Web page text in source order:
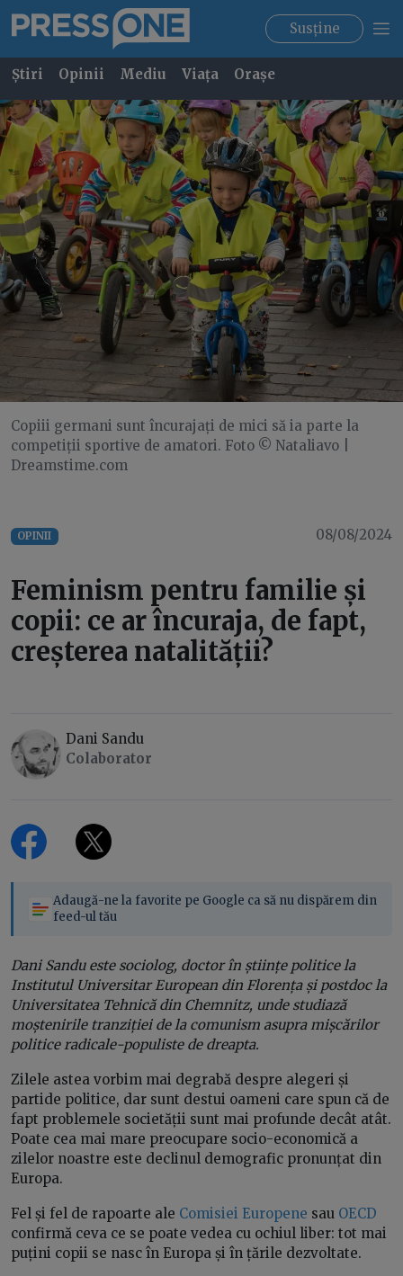
Susține
Știri Opinii Mediu Viața Orașe
Copiii germani sunt încurajați de mici să ia parte la
competiții sportive de amatori. Foto © Nataliavo |
Dreamstime.com
OPINII 08/08/2024
Feminism pentru familie și
copii: ce ar încuraja, de fapt,
creșterea natalității?
Dani Sandu
Colaborator
Adaugă-ne la favorite pe Google ca să nu dispărem din
feed-ul tău
Dani Sandu este sociolog, doctor în științe politice la
Institutul Universitar European din Florența și postdoc la
Universitatea Tehnică din Chemnitz, unde studiază
moștenirile tranziției de la comunism asupra mișcărilor
politice radicale-populiste de dreapta.
Zilele astea vorbim mai degrabă despre alegeri și
partide politice, dar sunt destui oameni care spun că de
fapt problemele societății sunt mai profunde decât atât.
Poate cea mai mare preocupare socio-economică a
zilelor noastre este declinul demografic pronunțat din
Europa.
Fel și fel de rapoarte ale Comisiei Europene sau OECD
confirmă ceva ce se poate vedea cu ochiul liber: tot mai
puțini copii se nasc în Europa și în țările dezvoltate.